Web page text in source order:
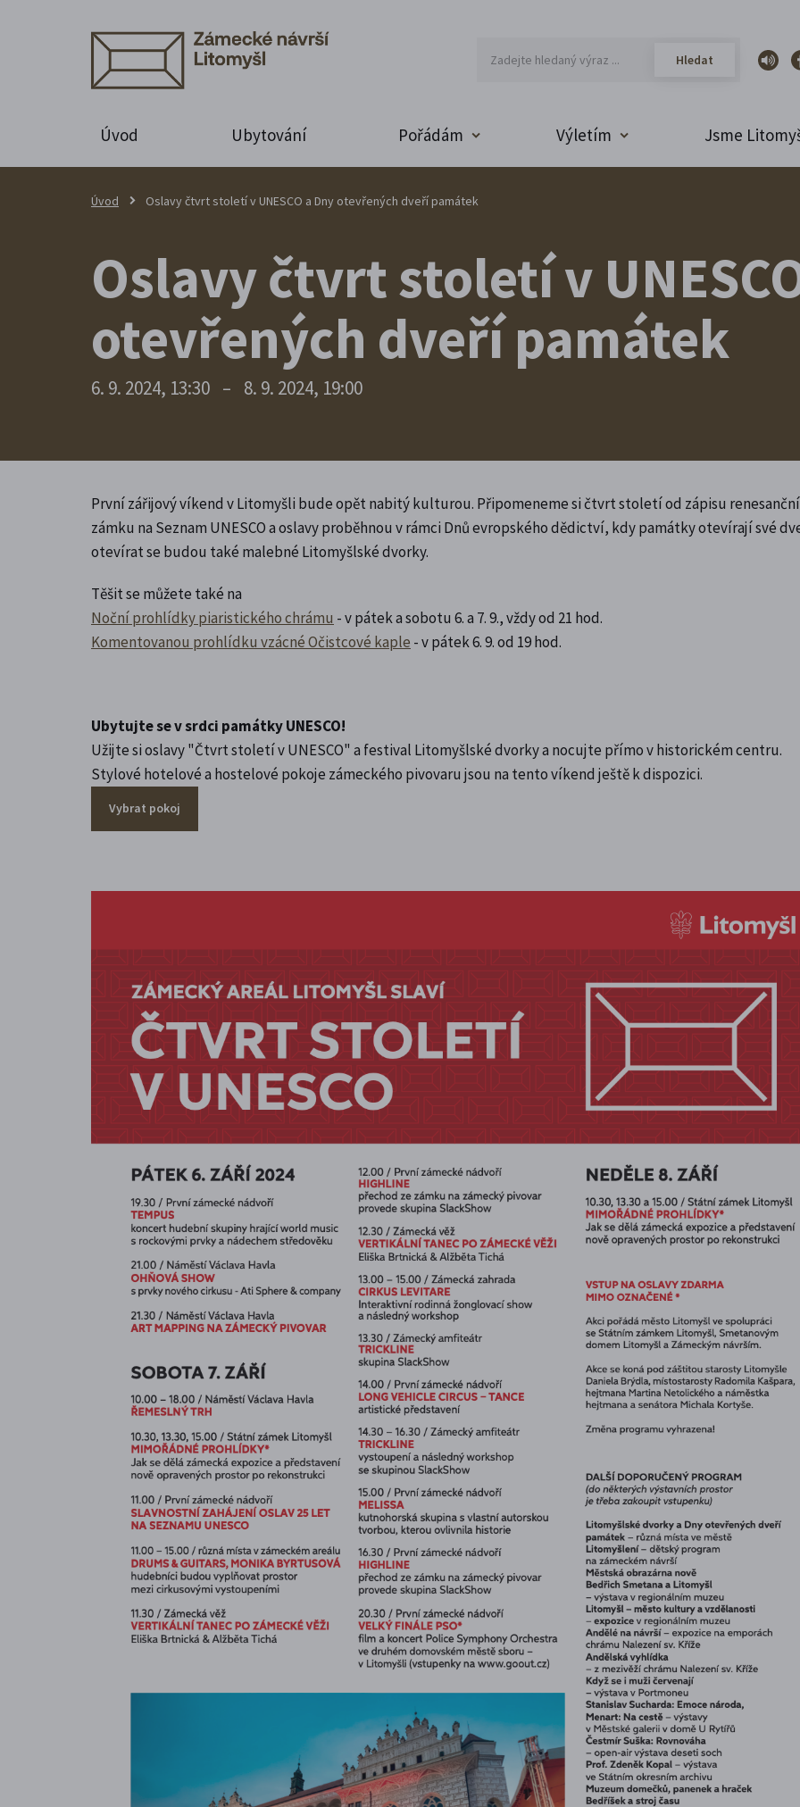
Úvod Ubytování Pořádám Výletím Jsme
Úvod Oslavy čtvrt století v UNESCO a Dny otevřených dveří památek
Oslavy čtvrt století v
otevřených dveří památek
6. 9. 2024, 13:30 – 8. 9. 2024, 19:00
První zářijový víkend v Litomyšli bude opět nabitý kulturou. Připomeneme si čtvrt století od zápisu
zámku na Seznam UNESCO a oslavy proběhnou v rámci Dnů evropského dědictví, kdy památky otevírají své
otevírat se budou také malebné Litomyšlské dvorky.
Těšit se můžete také na
Noční prohlídky piaristického chrámu - v pátek a sobotu 6. a 7. 9., vždy od 21 hod.
Komentovanou prohlídku vzácné Očistcové kaple - v pátek 6. 9. od 19 hod.
Ubytujte se v srdci památky UNESCO!
Užijte si oslavy "Čtvrt století v UNESCO" a festival Litomyšlské dvorky a nocujte přímo v historickém centru.
Stylové hotelové a hostelové pokoje zámeckého pivovaru jsou na tento víkend ještě k dispozici.
Vybrat pokoj